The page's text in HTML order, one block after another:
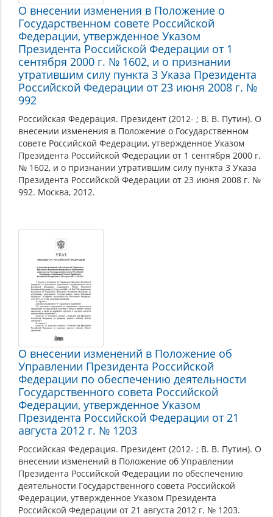
О внесении изменения в Положение о
Государственном совете Российской
Федерации, утвержденное Указом
Президента Российской Федерации от 1
сентября 2000 г. № 1602, и о признании
утратившим силу пункта 3 Указа Президента
Российской Федерации от 23 июня 2008 г. №
992
Российская Федерация. Президент (2012- ; В. В. Путин). О
внесении изменения в Положение о Государственном
совете Российской Федерации, утвержденное Указом
Президента Российской Федерации от 1 сентября 2000 г.
№ 1602, и о признании утратившим силу пункта 3 Указа
Президента Российской Федерации от 23 июня 2008 г. №
992. Москва, 2012.
О внесении изменений в Положение об
Управлении Президента Российской
Федерации по обеспечению деятельности
Государственного совета Российской
Федерации, утвержденное Указом
Президента Российской Федерации от 21
августа 2012 г. № 1203
Российская Федерация. Президент (2012- ; В. В. Путин). О
внесении изменений в Положение об Управлении
Президента Российской Федерации по обеспечению
деятельности Государственного совета Российской
Федерации, утвержденное Указом Президента
Российской Федерации от 21 августа 2012 г. № 1203.